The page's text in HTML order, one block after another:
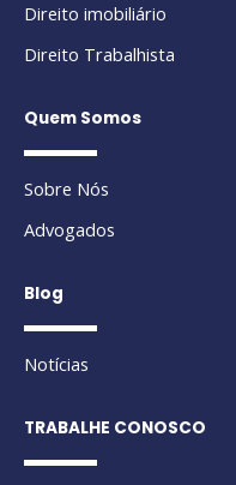
Direito imobiliário
Direito Trabalhista
Quem Somos
Sobre Nós
Advogados
Blog
Notícias
TRABALHE CONOSCO